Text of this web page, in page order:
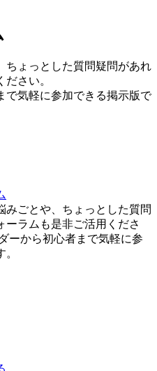
ちょっとした質問疑問があれ
さい。
で気軽に参加できる掲示版で
みごとや、ちょっとした質問
ーラムも是非ご活用くださ
ーから初心者まで気軽に参